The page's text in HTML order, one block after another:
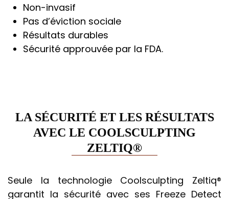
Non-invasif
Pas d’éviction sociale
Résultats durables
Sécurité approuvée par la FDA.
LA SÉCURITÉ ET LES RÉSULTATS
AVEC LE COOLSCULPTING
ZELTIQ®
Seule la technologie Coolsculpting Zeltiq®
garantit la sécurité avec ses Freeze Detect